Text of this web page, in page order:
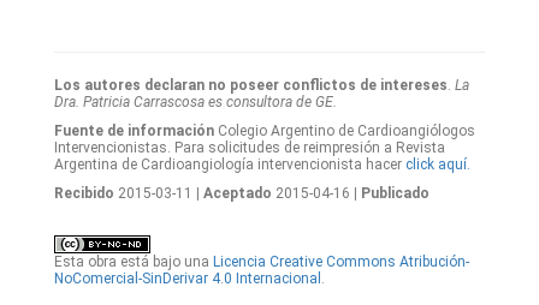
Los autores declaran no poseer conflictos de intereses. La
Dra. Patricia Carrascosa es consultora de GE.
Fuente de información Colegio Argentino de Cardioangiólogos
Intervencionistas. Para solicitudes de reimpresión a Revista
Argentina de Cardioangiología intervencionista hacer click aquí.
Recibido 2015-03-11 | Aceptado 2015-04-16 | Publicado
Esta obra está bajo una Licencia Creative Commons Atribución-
NoComercial-SinDerivar 4.0 Internacional .